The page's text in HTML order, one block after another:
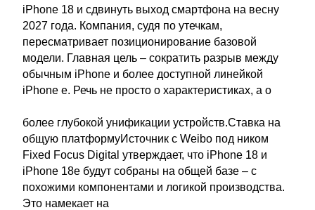
iPhone 18 и сдвинуть выход смартфона на весну
2027 года. Компания, судя по утечкам,
пересматривает позиционирование базовой
модели. Главная цель – сократить разрыв между
обычным iPhone и более доступной линейкой
iPhone e. Речь не просто о характеристиках, а о
более глубокой унификации устройств.Ставка на
общую платформуИсточник с Weibo под ником
Fixed Focus Digital утверждает, что iPhone 18 и
iPhone 18e будут собраны на общей базе – с
похожими компонентами и логикой производства.
Это намекает на